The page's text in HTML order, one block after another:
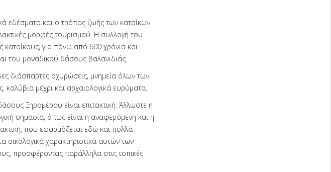
εδέσματα και ο τρόπος ζωής των κατοίκων
μορφές τουρισμού. Η συλλογή του
κατοίκους, για πάνω από 600 χρόνια και
του μοναδικού δάσους βαλανιδιάς.
διάσπαρτες οχυρώσεις, μνημεία όλων των
καλύβια μέχρι και αρχαιολογικά ευρύματα.
Ξηρομέρου είναι επιτακτική. Άλλωστε η
σημασία, όπως είναι η αναφερόμενη και η
που εφαρμόζεται εδώ και πολλά
οικολογικά χαρακτηριστικά αυτών των
προσφέροντας παράλληλα στις τοπικές